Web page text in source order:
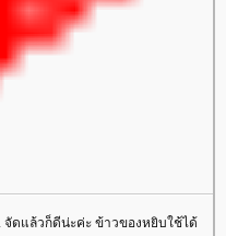
จัดแล้วก็ดีน่ะค่ะ ข้าวของหยิบใช้ได้